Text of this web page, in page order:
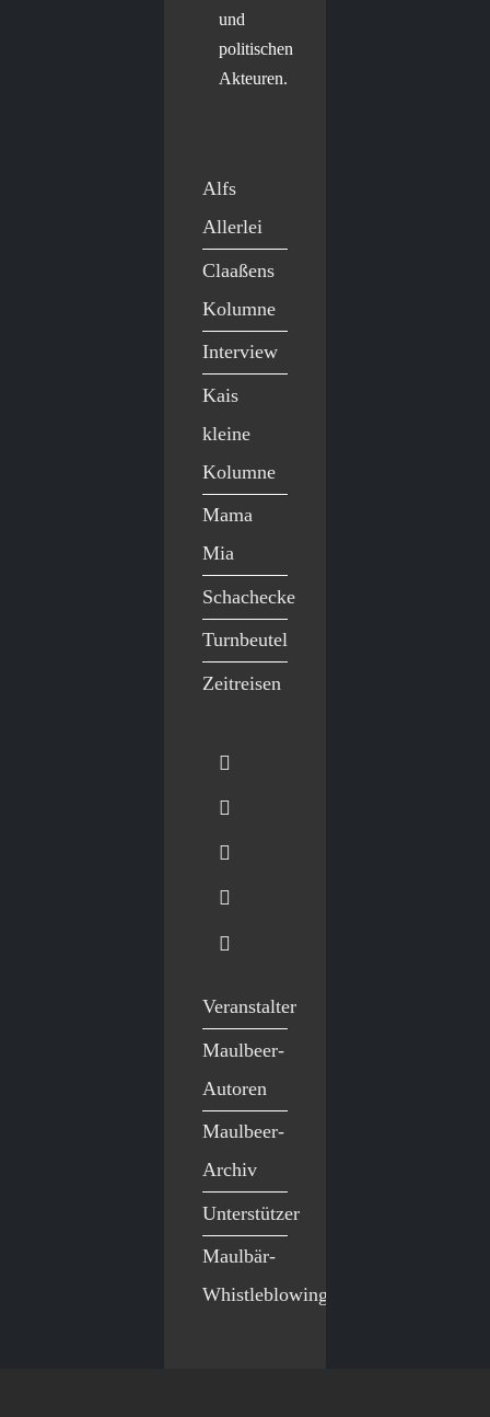
und
politischen
Akteuren.
Alfs
Allerlei
Claaßens
Kolumne
Interview
Kais
kleine
Kolumne
Mama
Mia
Schachecke
Turnbeutel
Zeitreisen
Veranstalter
Maulbeer-
Autoren
Maulbeer-
Archiv
Unterstützer
Maulbär-
Whistleblowing